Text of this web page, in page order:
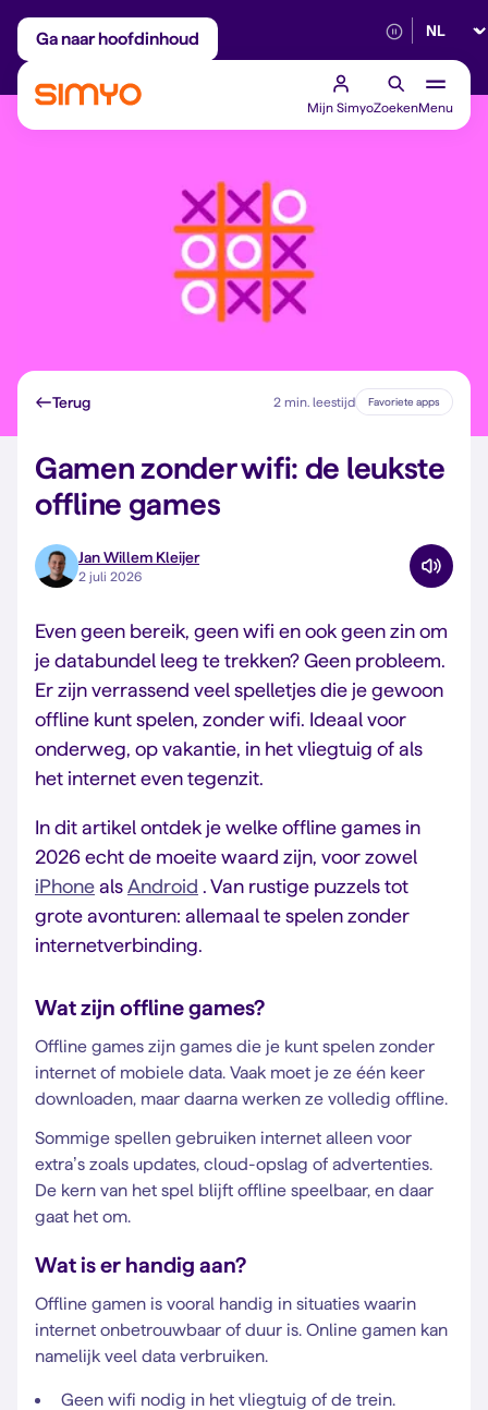
Ga naar hoofdinhoud
Maandelijks aanpasbaar Betrouwbaar
Mijn SimyoZoekenMenu
Terug 2 min. leestijd Favoriete apps
Gamen zonder wifi: de leukste
offline games
Jan Willem Kleijer
2 juli 2026
Even geen bereik, geen wifi en ook geen zin om
je databundel leeg te trekken? Geen probleem.
Er zijn verrassend veel spelletjes die je gewoon
offline kunt spelen, zonder wifi. Ideaal voor
onderweg, op vakantie, in het vliegtuig of als
het internet even tegenzit.
In dit artikel ontdek je welke offline games in
2026 echt de moeite waard zijn, voor zowel
iPhone als Android . Van rustige puzzels tot
grote avonturen: allemaal te spelen zonder
internetverbinding.
Wat zijn offline games?
Offline games zijn games die je kunt spelen zonder
internet of mobiele data. Vaak moet je ze één keer
downloaden, maar daarna werken ze volledig offline.
Sommige spellen gebruiken internet alleen voor
extra’s zoals updates, cloud-opslag of advertenties.
De kern van het spel blijft offline speelbaar, en daar
gaat het om.
Wat is er handig aan?
Offline gamen is vooral handig in situaties waarin
internet onbetrouwbaar of duur is. Online gamen kan
namelijk veel data verbruiken.
Geen wifi nodig in het vliegtuig of de trein.